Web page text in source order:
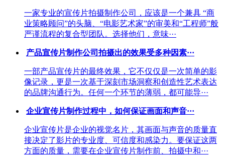
一家专业的宣传片拍摄制作公司，应该是一个兼具 “商
业策略顾问”的头脑、“电影艺术家”的审美和“工程师”般
严谨流程的复合型团队。选择他们，意味···
产品宣传片制作公司拍摄出的效果受多种因素···
一部产品宣传片的最终效果，它不仅仅是一次简单的影
像记录，更是一次基于深刻市场洞察和创造性艺术表达
的品牌沟通行为。任何一个环节的薄弱，都可能导···
企业宣传片制作过程中，如何保证画面和声音···
企业宣传片是企业的视觉名片，其画面与声音的质量直
接决定了影片的专业度、可信度和感染力。要保证这两
方面的质量，需要在企业宣传片制作前、拍摄中和···